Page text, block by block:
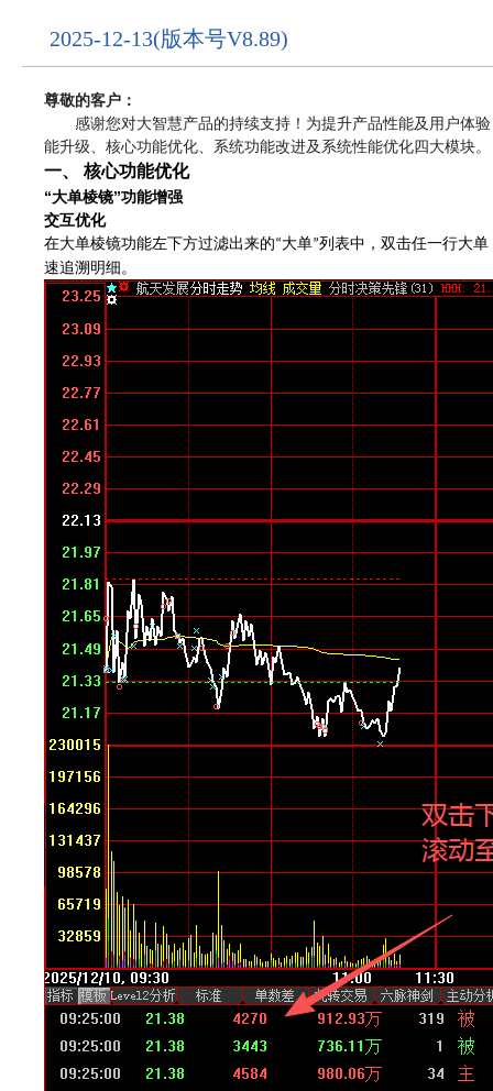
2025-12-13(版本号V8.89)
尊敬的客户：
感谢您对大智慧产品的持续支持！为提升产品性能及用户体
能升级、核心功能优化、系统功能改进及系统性能优化四大模块
一、 核心功能优化
“大单棱镜”功能增强
交互优化
在大单棱镜功能左下方过滤出来的“大单”列表中，双击任一行大单
速追溯明细。